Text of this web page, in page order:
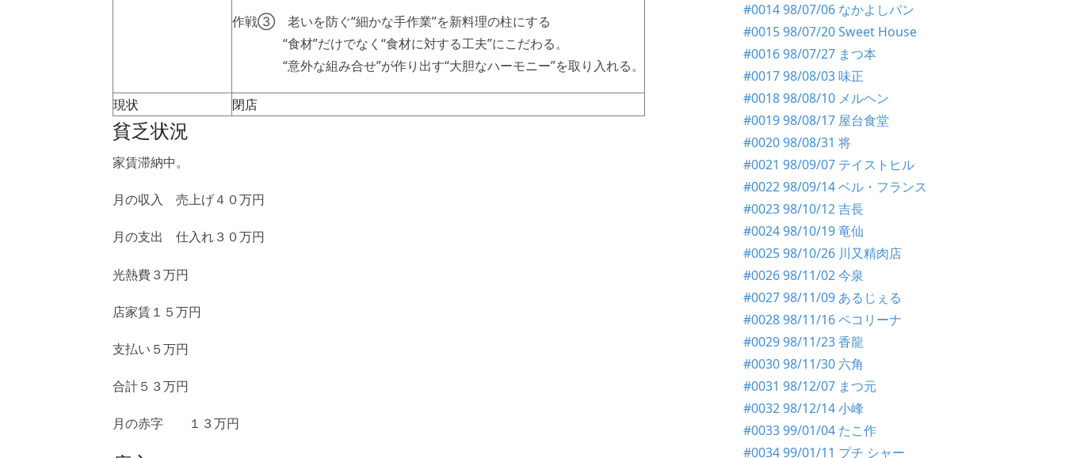
作戦③ 老いを防ぐ“細かな手作業”を新料理の柱にする
“食材”だけでなく“食材に対する工夫”にこだわる。
“意外な組み合せ”が作り出す“大胆なハーモニー”を取り入れる。
現状 閉店
貧乏状況
家賃滞納中。
月の収入 売上げ４０万円
月の支出 仕入れ３０万円
光熱費３万円
店家賃１５万円
支払い５万円
合計５３万円
月の赤字 １３万円
#0014 98/07/06 なかよしパン
#0015 98/07/20 Sweet House
#0016 98/07/27 まつ本
#0017 98/08/03 味正
#0018 98/08/10 メルヘン
#0019 98/08/17 屋台食堂
#0020 98/08/31 将
#0021 98/09/07 テイストヒル
#0022 98/09/14 ベル・フランス
#0023 98/10/12 吉長
#0024 98/10/19 竜仙
#0025 98/10/26 川又精肉店
#0026 98/11/02 今泉
#0027 98/11/09 あるじぇる
#0028 98/11/16 ペコリーナ
#0029 98/11/23 香龍
#0030 98/11/30 六角
#0031 98/12/07 まつ元
#0032 98/12/14 小峰
#0033 99/01/04 たこ作
#0034 99/01/11 プチ シャー